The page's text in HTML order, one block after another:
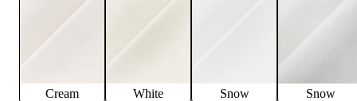
Cream White Snow Snow